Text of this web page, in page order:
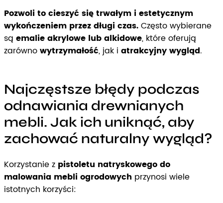
Pozwoli to cieszyć się trwałym i estetycznym
wykończeniem przez długi czas.Często wybierane
są emalie akrylowe lub alkidowe, które oferują
zarównowytrzymałość, jak i atrakcyjny wygląd.
Najczęstsze błędy podczas
odnawiania drewnianych
mebli. Jak ich uniknąć, aby
zachować naturalny wygląd?
Korzystanie z pistoletu natryskowego do
malowania mebli ogrodowych przynosi wiele
istotnych korzyści: